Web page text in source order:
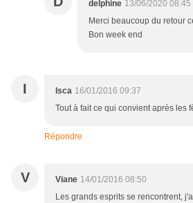
delphine 13/06/2020 08:45
Merci beaucoup du retour
Bon week end
I Isca 16/01/2016 09:37
Tout à fait ce qui convient après les
Répondre
V Viane 14/01/2016 08:50
Les grands esprits se rencontrent,